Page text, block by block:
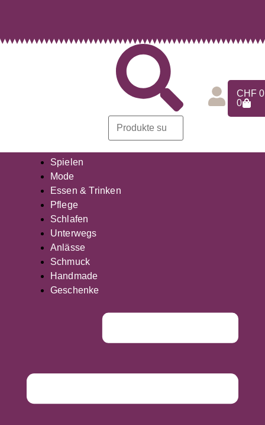
CHF
0
Spielen
Mode
Essen & Trinken
Pflege
Schlafen
Unterwegs
Anlässe
Schmuck
Handmade
Geschenke